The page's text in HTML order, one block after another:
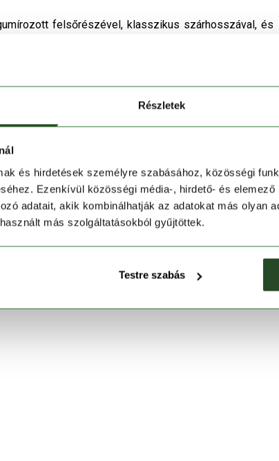
Részletek
és hirdetések személyre szabásához, közösségi
Ezenkívül közösségi média-, hirdető- és
adatait, akik kombinálhatják az adatokat más olyan
más szolgáltatásokból gyűjtöttek.
Testre szabás
felsőrészével, klasszikus szárhosszával, és
lesz. A pamut és a poliamid kombináció rendkívül
nyújt akár egész napos használat közben is. A